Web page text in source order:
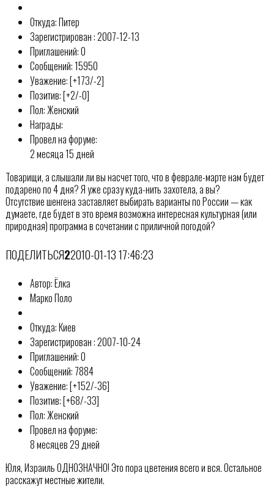
Откуда: Питер
Зарегистрирован : 2007-12-13
Приглашений: 0
Сообщений: 15950
Уважение: [+173/-2]
Позитив: [+2/-0]
Пол: Женский
Награды:
Провел на форуме:
2 месяца 15 дней
Товарищи, а слышали ли вы насчет того, что в феврале-марте нам будет
подарено по 4 дня? Я уже сразу куда-нить захотела, а вы?
Отсутствие шенгена заставляет выбирать варианты по России — как
думаете, где будет в это время возможна интересная культурная (или
природная) программа в сочетании с приличной погодой?
ПОДЕЛИТЬСЯ22010-01-13 17:46:23
Автор: Ёлка
Марко Поло
Откуда: Киев
Зарегистрирован : 2007-10-24
Приглашений: 0
Сообщений: 7884
Уважение: [+152/-36]
Позитив: [+68/-33]
Пол: Женский
Провел на форуме:
8 месяцев 29 дней
Юля, Израиль ОДНОЗНАЧНО! Это пора цветения всего и вся. Остальное
расскажут местные жители.